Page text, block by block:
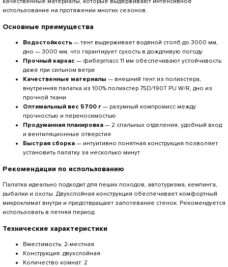
использование на протяжении многих сезонов.
Основные преимущества
Водостойкость — тент выдерживает водяной столб до 3000 мм,
дно — 3000 мм, что гарантирует сухость в дождливую погоду
Прочный каркас — фибергласс 11 мм обеспечивают устойчивость
даже при сильном ветре
Качественные материалы — внешний тент из полиэстера,
внутренняя палатка из 100% полиэстер 75D/190T PU W/R, дно из
прочной ткани
Оптимальный вес 5700 г — разумный компромисс между
прочностью и переносимостью
Продуманная планировка — 2 спальных отделения, удобный вход
и вентиляционные отверстия
Быстрая сборка — интуитивно понятная конструкция позволяет
установить палатку за несколько минут
Рекомендации по использованию
Палатка идеально подходит для пеших походов, автотуризма, кемпинга,
рыбалки и охоты. Двухслойная конструкция обеспечивает комфортный
микроклимат внутри и предотвращает запотевание стенок. Рекомендуется
использовать в летняя период.
Технические характеристики
Вместимость: 2-местная
Конструкция: двухслойная
Количество комнат: 2